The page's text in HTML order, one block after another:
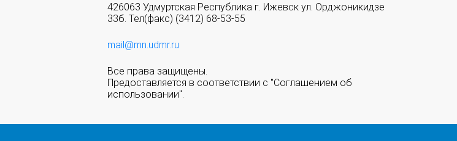
426063 Удмуртская Республика г. Ижевск ул. Орджоникидзе
33б. Тел(факс) (3412) 68-53-55
mail@mn.udmr.ru
Все права защищены.
Предоставляется в соответствии с "Соглашением об
использовании".